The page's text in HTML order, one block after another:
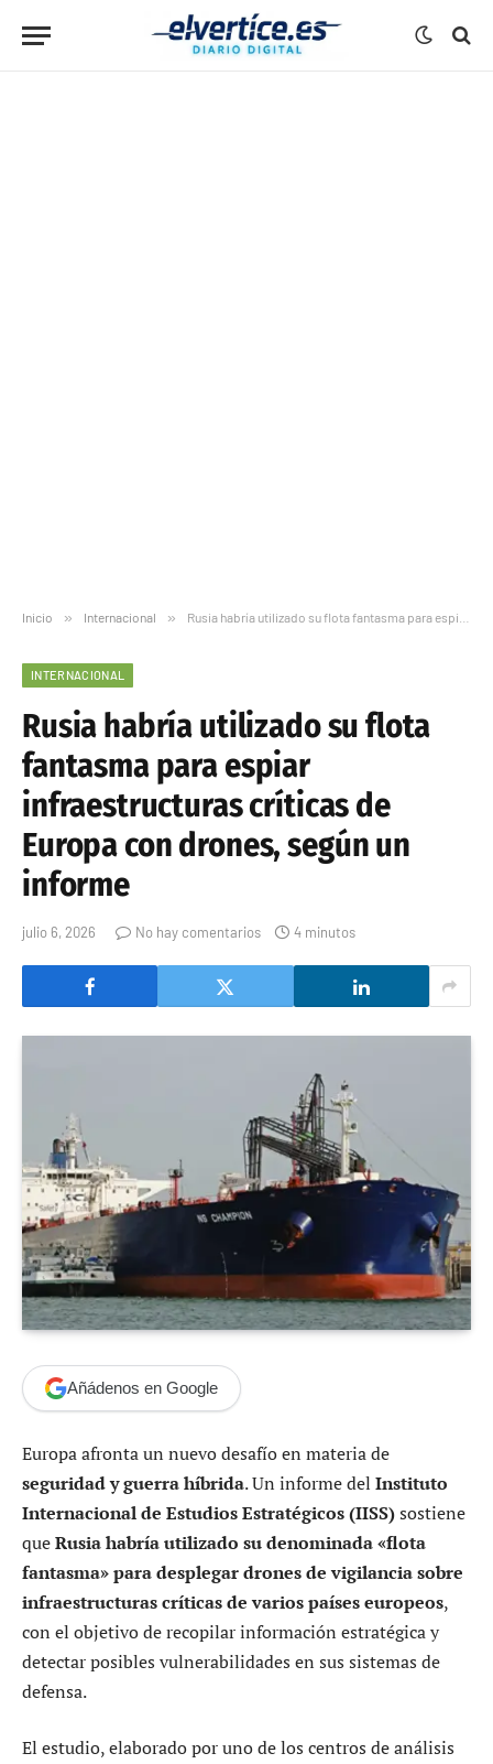
Inicio » Internacional » Rusia habría utilizado su flota fantasma para espiar infraestructuras críticas de Europa con drones, según un informe
INTERNACIONAL
Rusia habría utilizado su flota
fantasma para espiar
infraestructuras críticas de
Europa con drones, según un
informe
julio 6, 2026 No hay comentarios 4 minutos
Añádenos en Google
Europa afronta un nuevo desafío en materia de
seguridad y guerra híbrida. Un informe del Instituto
Internacional de Estudios Estratégicos (IISS)sostiene
queRusia habría utilizado su denominada «flota
fantasma» para desplegar drones de vigilancia sobre
infraestructuras críticas de varios países europeos,
con el objetivo de recopilar información estratégica y
detectar posibles vulnerabilidades en sus sistemas de
defensa.
El estudio, elaborado por uno de los centros de análisis